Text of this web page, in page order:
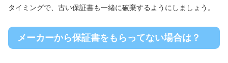
タイミングで、古い保証書も一緒に破棄するようにしましょう。
メーカーから保証書をもらってない場合は？